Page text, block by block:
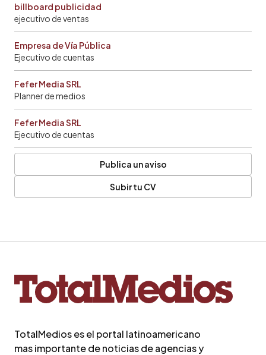
billboard publicidad
ejecutivo de ventas
Empresa de Vía Pública
Ejecutivo de cuentas
Fefer Media SRL
Planner de medios
Fefer Media SRL
Ejecutivo de cuentas
Publica un aviso
Subir tu CV
TotalMedios es el portal latinoamericano
mas importante de noticias de agencias y